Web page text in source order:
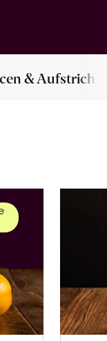
& Aufstriche